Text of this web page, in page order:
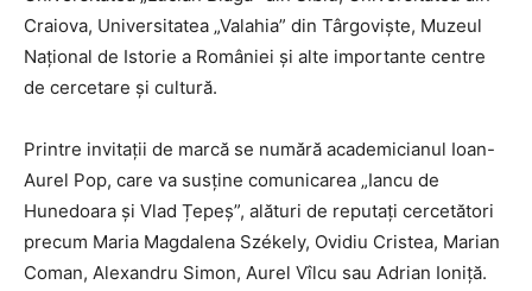
Craiova, Universitatea „Valahia” din Târgoviște, Muzeul
Național de Istorie a României și alte importante centre
de cercetare și cultură.
Printre invitații de marcă se numără academicianul Ioan-
Aurel Pop, care va susține comunicarea „Iancu de
Hunedoara și Vlad Țepeș”, alături de reputați cercetători
precum Maria Magdalena Székely, Ovidiu Cristea, Marian
Coman, Alexandru Simon, Aurel Vîlcu sau Adrian Ioniță.